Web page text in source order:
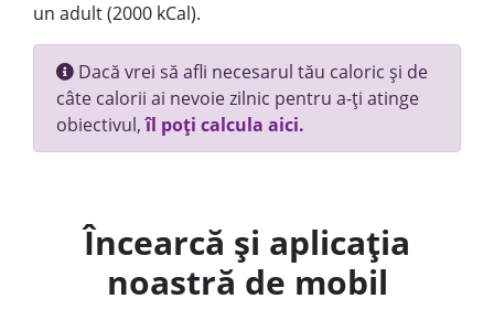
un adult (2000 kCal).
Dacă vrei să afli necesarul tău caloric și de
câte calorii ai nevoie zilnic pentru a-ți atinge
obiectivul,îl poți calcula aici.
Încearcă și aplicația
noastră de mobil